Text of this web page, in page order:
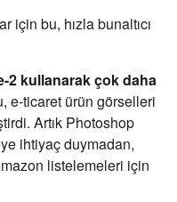
için bu, hızla bunaltıcı
2 kullanarak çok daha
e-ticaret ürün görselleri
Artık Photoshop
ihtiyaç duymadan,
listelemeleri için